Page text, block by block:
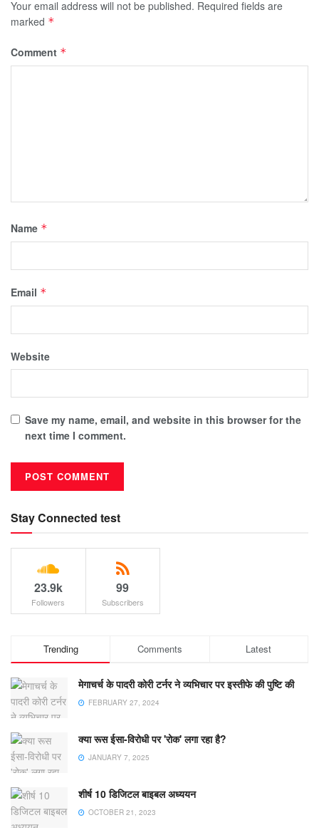
Your email address will not be published. Required fields are
marked *
Comment *
Name *
Email *
Website
Save my name, email, and website in this browser for the
next time I comment.
Stay Connected test
23.9k
Followers
99
Subscribers
Trending Comments Latest
मेगाचर्च के पादरी कोरी टर्नर ने व्यभिचार पर इस्तीफे की पुष्टि की
FEBRUARY 27, 2024
क्या रूस ईसा-विरोधी पर 'रोक' लगा रहा है?
JANUARY 7, 2025
शीर्ष 10 डिजिटल बाइबल अध्ययन
OCTOBER 21, 2023